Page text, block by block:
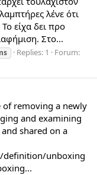
λένε ότι
είχα δει προ
Στο...
Replies: 1
Forum:
of removing a newly
and examining
shared on a
definition/unboxing